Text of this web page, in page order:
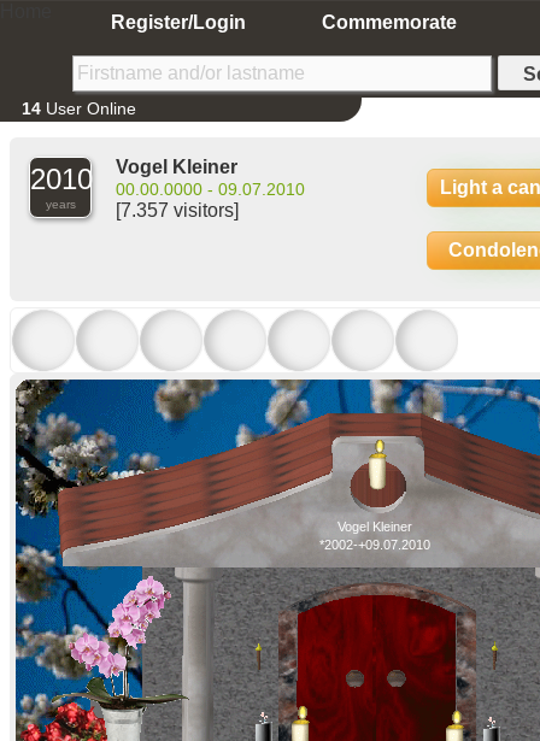
Register/Login Commemorate
14 User Online
2010
years
Vogel Kleiner
00.00.0000 - 09.07.2010
[7.357 visitors]
Light a
Vogel Kleiner
*2002-+09.07.2010